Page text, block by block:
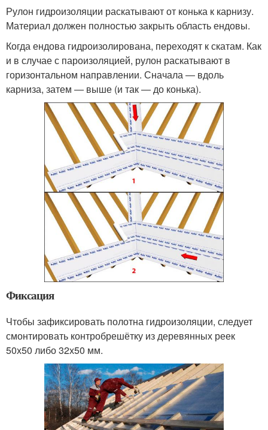
Рулон гидроизоляции раскатывают от конька к карнизу.
Материал должен полностью закрыть область ендовы.
Когда ендова гидроизолирована, переходят к скатам. Как
и в случае с пароизоляцией, рулон раскатывают в
горизонтальном направлении. Сначала ― вдоль
карниза, затем ― выше (и так ― до конька).
Фиксация
Чтобы зафиксировать полотна гидроизоляции, следует
смонтировать контробрешётку из деревянных реек
50х50 либо 32х50 мм.